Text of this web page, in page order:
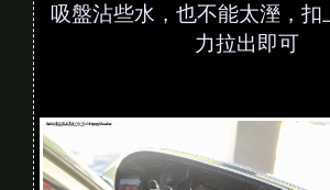
吸盤沾些水，也不能太溼，扣
力拉出即可